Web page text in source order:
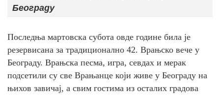
Београду
Последња мартовска субота овде године била је
резервисана за традиционално 42. Врањско вече у
Београду. Врањска песма, игра, севдах и мерак
подсетили су све Врањанце који живе у Београду на
њихов завичај, а свим гостима из осталих градова